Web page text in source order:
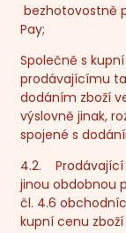
bezhotovostně
Pay;
Společně s
prodávajícímu
dodáním zboží
výslovně jinak,
spojené s
4.2. Prodávající
jinou obdobnou
čl. 4.6
kupní cenu